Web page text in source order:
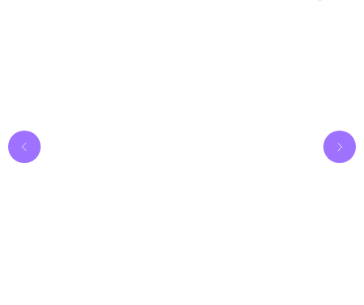
Расширенная гарантия
Предлагаем 365 дней
ассортимент товаров